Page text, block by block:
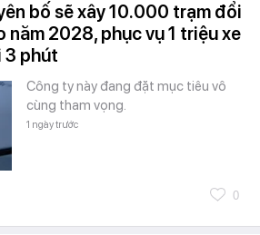
bố sẽ xây 10.000 trạm đổi
năm 2028, phục vụ 1 triệu xe
3 phút
Công ty này đang đặt mục tiêu vô
cùng tham vọng.
1 ngày trước
0